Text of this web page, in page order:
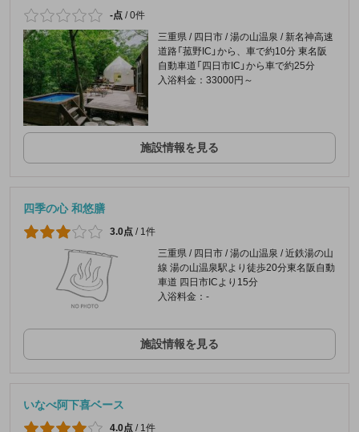
-点 /0件
三重県 / 四日市 / 湯の山温泉 / 新名神高速
道路「菰野IC」から、車で約10分 東名阪
自動車道「四日市IC」から車で約25分
入浴料金：33000円～
施設情報を見る
四季の心 和悠膳
3.0点 / 1件
三重県 / 四日市 / 湯の山温泉 / 近鉄湯の山
線 湯の山温泉駅より徒歩20分東名阪自動
車道 四日市ICより15分
入浴料金：-
施設情報を見る
いなべ阿下喜ベース
4.0点 / 1件